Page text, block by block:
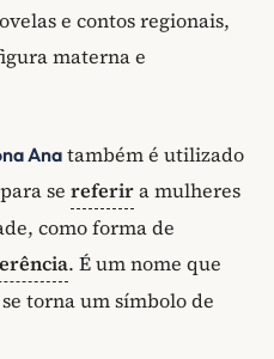
e contos regionais,
materna e
Anatambém é utilizado
se referira mulheres
como forma de
. É um nome que
torna um símbolo de